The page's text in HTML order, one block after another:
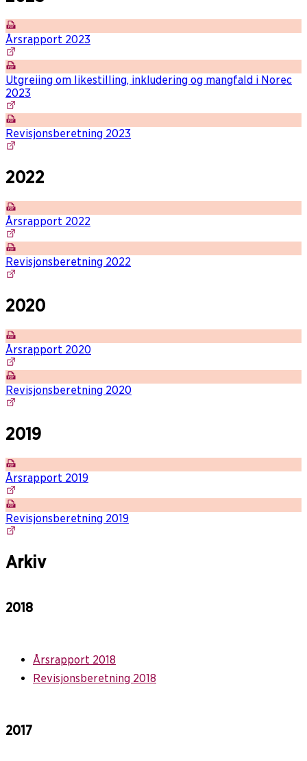
Årsrapport 2023
Utgreiing om likestilling, inkludering og mangfald i Norec
2023
Revisjonsberetning 2023
2022
Årsrapport 2022
Revisjonsberetning 2022
2020
Årsrapport 2020
Revisjonsberetning 2020
2019
Årsrapport 2019
Revisjonsberetning 2019
Arkiv
2018
Årsrapport 2018
Revisjonsberetning 2018
2017